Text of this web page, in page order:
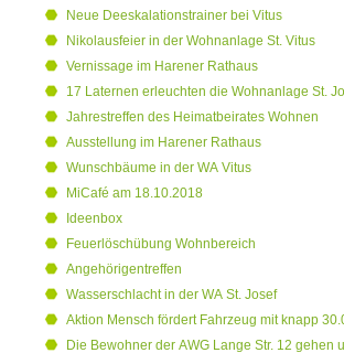
Neue Deeskalationstrainer bei Vitus
Nikolausfeier in der Wohnanlage St. Vitus
Vernissage im Harener Rathaus
17 Laternen erleuchten die Wohnanlage St.
Jahrestreffen des Heimatbeirates Wohnen
Ausstellung im Harener Rathaus
Wunschbäume in der WA Vitus
MiCafé am 18.10.2018
Ideenbox
Feuerlöschübung Wohnbereich
Angehörigentreffen
Wasserschlacht in der WA St. Josef
Aktion Mensch fördert Fahrzeug mit knapp
Die Bewohner der AWG Lange Str. 12 gehen